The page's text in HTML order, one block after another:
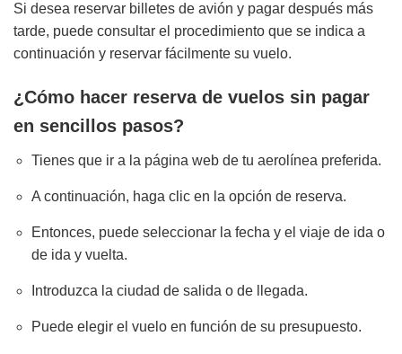
Si desea reservar billetes de avión y pagar después más
tarde, puede consultar el procedimiento que se indica a
continuación y reservar fácilmente su vuelo.
¿Cómo hacer reserva de vuelos sin pagar
en sencillos pasos?
Tienes que ir a la página web de tu aerolínea preferida.
A continuación, haga clic en la opción de reserva.
Entonces, puede seleccionar la fecha y el viaje de ida o
de ida y vuelta.
Introduzca la ciudad de salida o de llegada.
Puede elegir el vuelo en función de su presupuesto.